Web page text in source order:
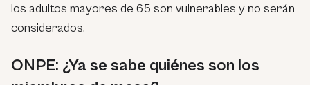
los adultos mayores de 65 son vulnerables y no serán
considerados.
ONPE: ¿Ya se sabe quiénes son los